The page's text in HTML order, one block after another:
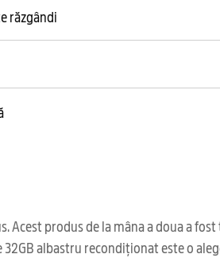
răzgândi
produs de la mâna a doua a
albastru recondiționat este o